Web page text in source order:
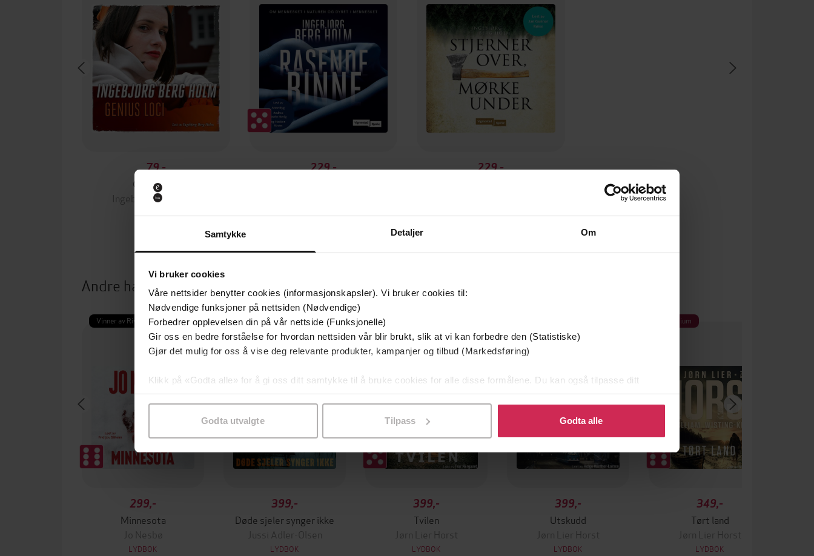
Samtykke Detaljer Om
Vi bruker cookies
Våre nettsider benytter cookies (informasjonskapsler). Vi bruker cookies til:
Nødvendige funksjoner på nettsiden (Nødvendige)
Forbedrer opplevelsen din på vår nettside (Funksjonelle)
Gir oss en bedre forståelse for hvordan nettsiden vår blir brukt, slik at vi kan forbedre den (Statistiske)
Gjør det mulig for oss å vise deg relevante produkter, kampanjer og tilbud (Markedsføring)
Klikk på «Godta alle» for å gi oss ditt samtykke til å bruke cookies for alle disse formålene. Du kan også tilpasse ditt
samtykke til spesifikke formål ved å klikke på «Tilpass». Du kan når som helst trekke tilbake eller endre ditt samtykke.
Godta utvalgte Tilpass Godta alle
79,-
Genius loci
Ingebjørg Berg Holm
229,-
229,-
Andre har også kjøpt
Vinner av Rivertonprisen
299,-
Minnesota
Jo Nesbø
LYDBOK
Første gang på tilbud
399,-
Døde sjeler synger ikke
Jussi Adler-Olsen
LYDBOK
399,-
Tvilen
Jørn Lier Horst
LYDBOK
Første gang på tilbud
399,-
Utskudd
Jørn Lier Horst
LYDBOK
Premium
349,-
Tørt land
Jørn Lier Horst
LYDBOK